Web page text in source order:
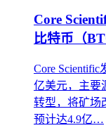
Core
比特币（
Core
亿美元，主要
转型，将矿场
预计达4.9亿…